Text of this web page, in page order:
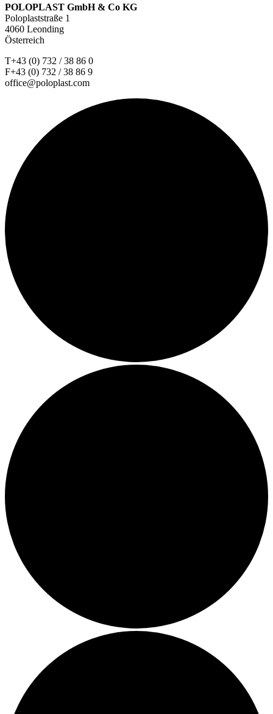
POLOPLAST GmbH & Co KG
Poloplaststraße 1
4060 Leonding
Österreich
T+43 (0) 732 / 38 86 0
F+43 (0) 732 / 38 86 9
office@poloplast.com